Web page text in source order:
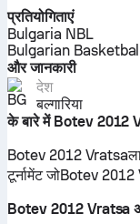
प्रतियोगिताएं
Bulgaria NBL
Bulgarian
और जानकारी
देश
बल्गारिया
के बारे में Botev 2012
Botev 2012
टूर्नामेंट जोBotev
Botev 2012 Vratsa